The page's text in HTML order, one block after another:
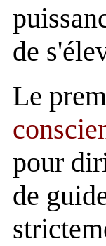
de
Le
pour
de